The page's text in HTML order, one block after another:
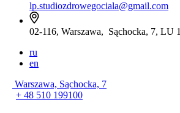
lp.studiozdrowegociala@gmail.com
02-116, Warszawa, Sąchocka, 7, LU 1
ru
en
Warszawa, Sąchocka, 7
+ 48 510 199100